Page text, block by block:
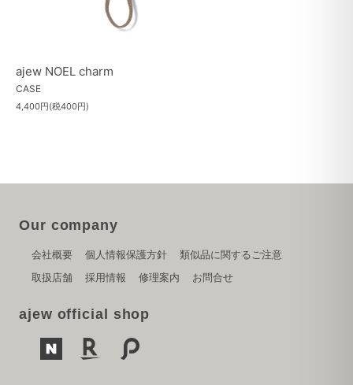
ajew NOEL charm
CASE
4,400円(税400円)
Our company
会社概要 個人情報保護方針
類似品に関するご注意
取扱店舗
採用情報 修理案内 お問合せ
ajew official shop